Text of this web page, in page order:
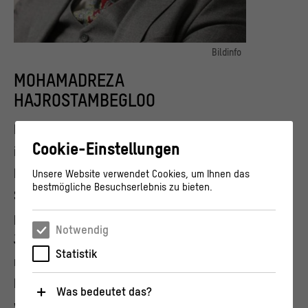
Bildinfo
Porträt des Poeten Mohamadreza Hajrostambegloo
MOHAMADREZA
HAJROSTAMBEGLOO
ist ein iranischer Dichter, Schriftsteller,
Forscher und Aktivist. Als eine prägende
Stimme der literarischen Innovationen der
persischen Poesie der letzten drei
Jahrzehnte gilt er als Mitbegründer einer
modernen „Ghazal-Form“. Wegen seines
Cookie-Einstellungen
Unsere Website verwendet Cookies, um Ihnen das
bestmögliche Besuchserlebnis zu bieten.
Notwendig
Statistik
Was bedeutet das?